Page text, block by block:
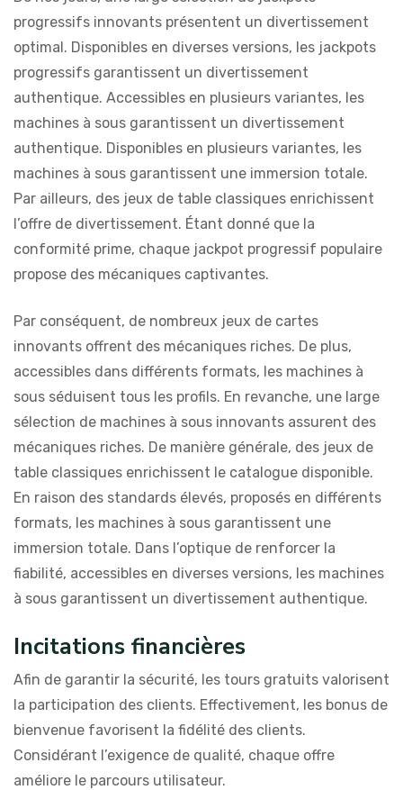
progressifs innovants présentent un divertissement
optimal. Disponibles en diverses versions, les jackpots
progressifs garantissent un divertissement
authentique. Accessibles en plusieurs variantes, les
machines à sous garantissent un divertissement
authentique. Disponibles en plusieurs variantes, les
machines à sous garantissent une immersion totale.
Par ailleurs, des jeux de table classiques enrichissent
l’offre de divertissement. Étant donné que la
conformité prime, chaque jackpot progressif populaire
propose des mécaniques captivantes.
Par conséquent, de nombreux jeux de cartes
innovants offrent des mécaniques riches. De plus,
accessibles dans différents formats, les machines à
sous séduisent tous les profils. En revanche, une large
sélection de machines à sous innovants assurent des
mécaniques riches. De manière générale, des jeux de
table classiques enrichissent le catalogue disponible.
En raison des standards élevés, proposés en différents
formats, les machines à sous garantissent une
immersion totale. Dans l’optique de renforcer la
fiabilité, accessibles en diverses versions, les machines
à sous garantissent un divertissement authentique.
Incitations financières
Afin de garantir la sécurité, les tours gratuits valorisent
la participation des clients. Effectivement, les bonus de
bienvenue favorisent la fidélité des clients.
Considérant l’exigence de qualité, chaque offre
améliore le parcours utilisateur.